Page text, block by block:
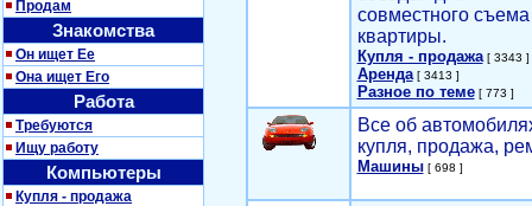
Продам
Знакомства
Он ищет Ее
Она ищет Его
Работа
Требуются
Ищу работу
Компьютеры
Купля - продажа
совместного съема
квартиры.
Купля - продажа[ 3343 ]
Аренда[ 3413 ]
Разное по теме[ 773 ]
Все об
купля, продажа,
Машины[ 698 ]